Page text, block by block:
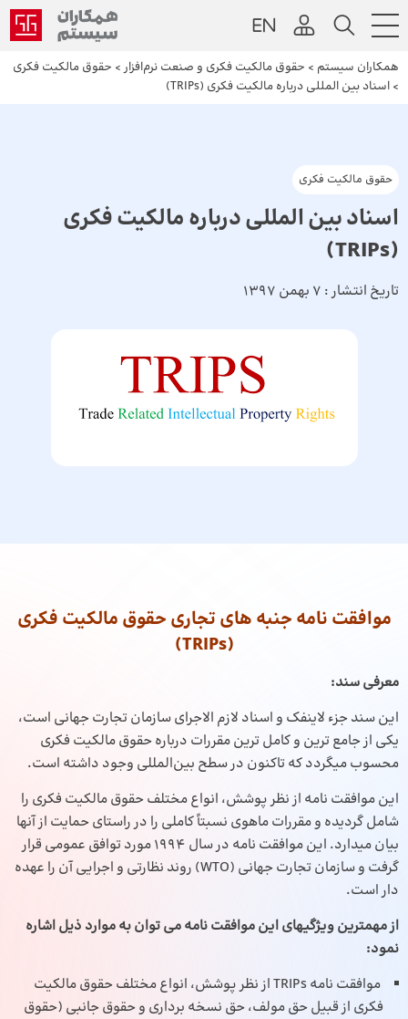
همکاران سیستم > حقوق مالکیت فکری و صنعت نرم‌افزار> حقوق مالکیت فکری
> اسناد بین المللی درباره مالکیت فکری (TRIPs)
حقوق مالکیت فکری
اسناد بین المللی درباره مالکیت فکری
(TRIPs)
تاریخ انتشار : 7 بهمن 1397
موافقت نامه جنبه های تجاری حقوق مالکیت فکری
(TRIPs)
معرفی سند:
این سند جزء لاینفک و اسناد لازم الاجرای سازمان تجارت جهانی است،
یکی از جامع ترین و کامل ترین مقررات درباره حقوق مالکیت فکری
محسوب می‏گردد که تاکنون در سطح بین‌المللی وجود داشته است.
این موافقت نامه از نظر پوشش، انواع مختلف حقوق مالکیت فکری را
شامل گردیده و مقررات ماهوی نسبتاً کاملی را در راستای حمایت از آنها
بیان می‏دارد. این موافقت نامه در سال 1994 مورد توافق عمومی قرار
گرفت و سازمان تجارت جهانی (WTO) روند نظارتی و اجرایی آن را عهده
دار است.
از مهمترین ویژگی‏های این موافقت نامه می توان به موارد ذیل اشاره
نمود:
موافقت نامه TRIPs از نظر پوشش، انواع مختلف حقوق مالکیت
فکری از قبیل حق مولف، حق نسخه برداری و حقوق جانبی (حقوق